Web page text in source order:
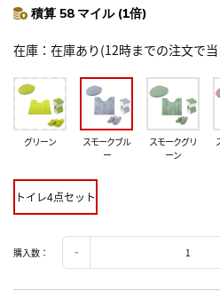
積算 58 マイル (1倍)
在庫 在庫あり(12時までの注文で
グリーン
スモークブル
ー
スモークグリ
ーン
トイレ4点セット
購入数：